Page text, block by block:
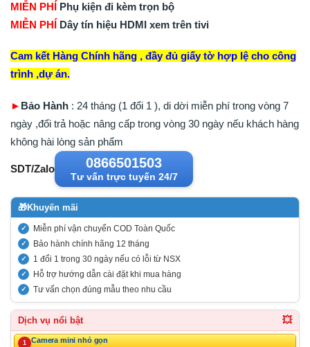
MIỄN PHÍ Phụ kiện đi kèm trọn bộ
MIỄN PHÍ Dây tín hiệu HDMI xem trên tivi
Cam kết Hàng Chính hãng , đầy đủ giấy tờ hợp lệ cho công
trình ,dự án.
► Bảo Hành : 24 tháng (1 đổi 1 ), di dời miễn phí trong vòng 7
ngày ,đổi trả hoặc nâng cấp trong vòng 30 ngày nếu khách hàng
không hài lòng sản phẩm
SDT/Zalo 0866501503
Tư vấn trực tuyến 24/7
🎁Khuyến mãi
Miễn phí vận chuyển COD Toàn Quốc
Bảo hành chính hãng 12 tháng
1 đổi 1 trong 30 ngày nếu có lỗi từ NSX
Hỗ trợ hướng dẫn cài đặt khi mua hàng
Tư vấn chọn đúng mẫu theo nhu cầu
Dịch vụ nổi bật 💥
1 Camera mini nhỏ gọn